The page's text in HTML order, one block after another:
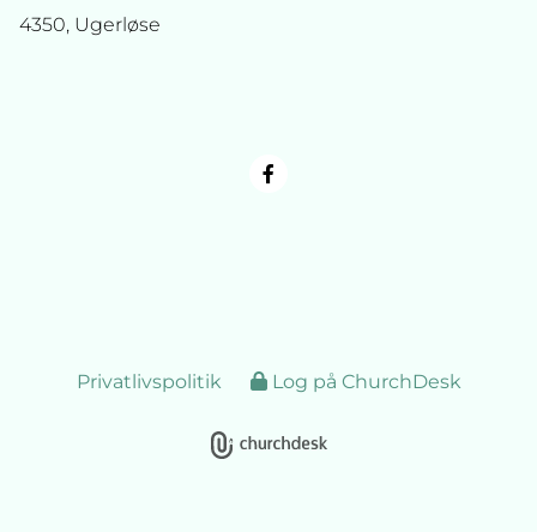
4350, Ugerløse
Privatlivspolitik Log på ChurchDesk